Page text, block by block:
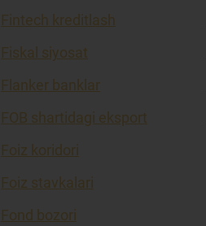
Fintech kreditlash
Fiskal siyosat
Flanker banklar
FOB shartidagi eksport
Foiz koridori
Foiz stavkalari
Fond bozori